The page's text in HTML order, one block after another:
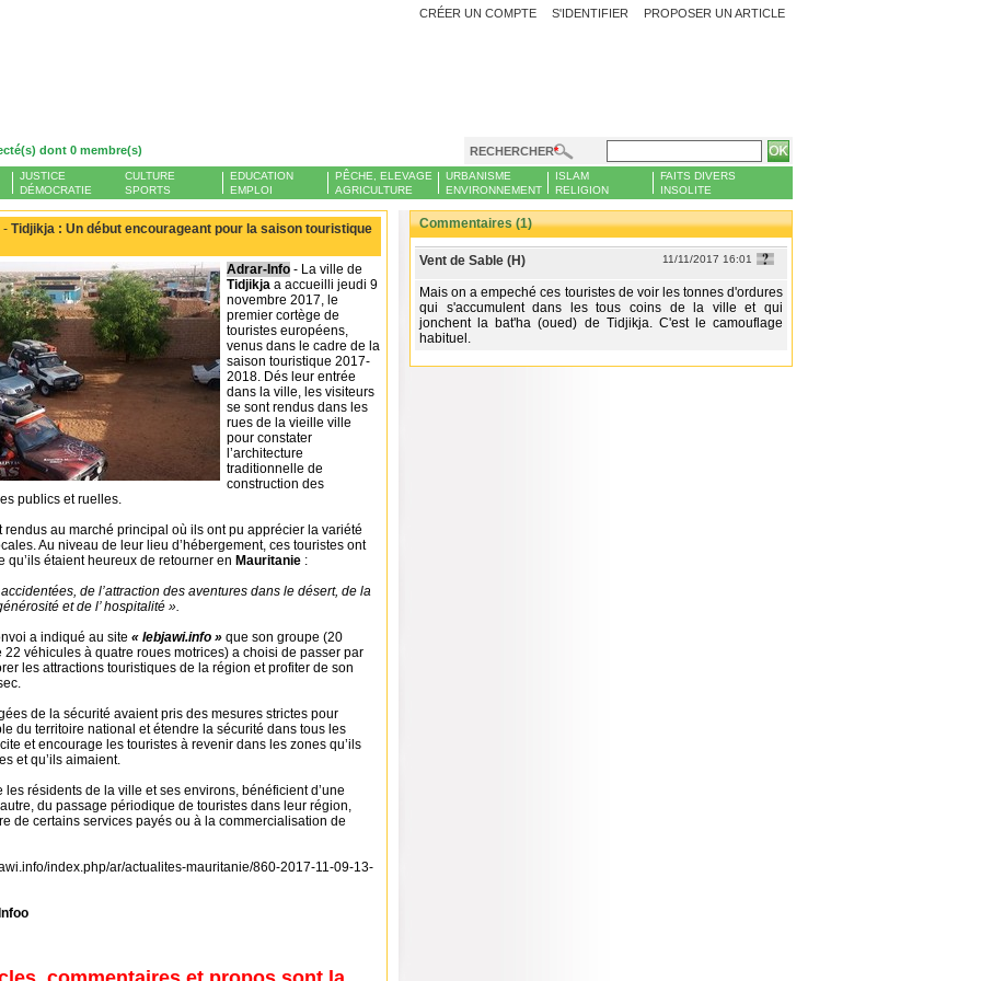
PROPOSER UN ARTICLE
CRÉER UN COMPTE S'IDENTIFIER
dont 0 membre(s) RECHERCHER
JUSTICE
DÉMOCRATIE
CULTURE
SPORTS
EDUCATION
EMPLOI
PÊCHE, ELEVAGE
AGRICULTURE
URBANISME
ENVIRONNEMENT
ISLAM
RELIGION
FAITS DIVERS
INSOLITE
- Tidjikja : Un début encourageant pour la saison touristique
Adrar-Info - La ville de
Tidjikja a accueilli jeudi 9
novembre 2017, le
premier cortège de
touristes européens,
venus dans le cadre de la
saison touristique 2017-
2018. Dés leur entrée
dans la ville, les visiteurs
se sont rendus dans les
rues de la vieille ville
pour constater
l’architecture
traditionnelle de
construction des
publics et ruelles.
rendus au marché principal où ils ont pu apprécier la variété
Au niveau de leur lieu d’hébergement, ces touristes ont
qu’ils étaient heureux de retourner en Mauritanie :
de l’attraction des aventures dans le désert, de la
et de l’ hospitalité ».
a indiqué au site « lebjawi.info » que son groupe (20
22 véhicules à quatre roues motrices) a choisi de passer par
les attractions touristiques de la région et profiter de son
de la sécurité avaient pris des mesures strictes pour
du territoire national et étendre la sécurité dans tous les
et encourage les touristes à revenir dans les zones qu’ils
et qu’ils aimaient.
les résidents de la ville et ses environs, bénéficient d’une
du passage périodique de touristes dans leur région,
de certains services payés ou à la commercialisation de
index.php/ar/actualites-mauritanie/860-2017-11-09-13-
Commentaires (1)
Vent de Sable (H) 11/11/2017 16:01
Mais on a empeché ces touristes de voir les tonnes d'ordures
qui s'accumulent dans les tous coins de la ville et qui
jonchent la bat'ha (oued) de Tidjikja. C'est le camouflage
habituel.